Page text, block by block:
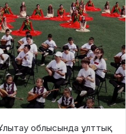
облысында ұлттық